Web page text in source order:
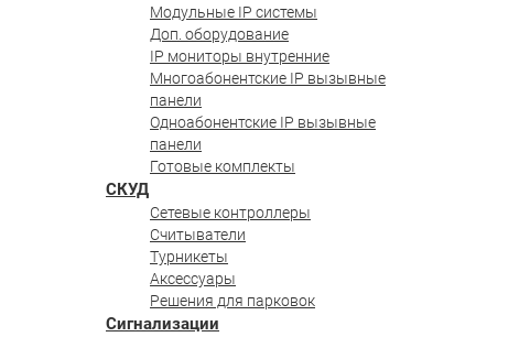
Модульные IP системы
Доп. оборудование
IP мониторы внутренние
Многоабонентские IP вызывные
панели
Одноабонентские IP вызывные
панели
Готовые комплекты
СКУД
Сетевые контроллеры
Считыватели
Турникеты
Аксессуары
Решения для парковок
Сигнализации